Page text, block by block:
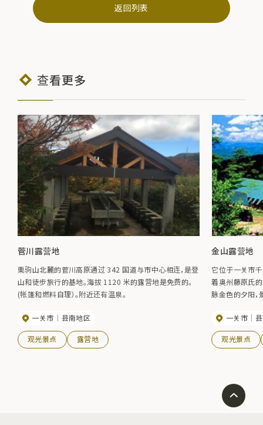
返回列表
查看更多
菅川露营地
栗驹山北麓的菅川高原通过 342 国道与市中心相连，是登
山和徒步旅行的基地。海拔 1120 米的露营地是免费的。
(帐篷和燃料自理）。附近还有温泉。
一关市 县南地区
观光景点 露营地
金山露营地
它位于一关市
着奥州藤原氏
脉金色的夕阳，
的围观者。使
日。
一关市
观光景点